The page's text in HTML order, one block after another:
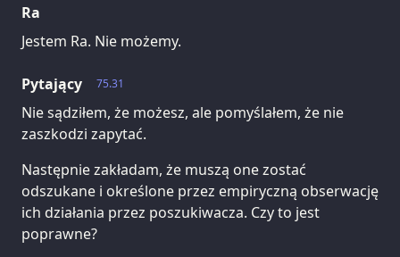
Ra
Jestem Ra. Nie możemy.
75.31
Pytający
Nie sądziłem, że możesz, ale pomyślałem, że nie
zaszkodzi zapytać.
Następnie zakładam, że muszą one zostać
odszukane i określone przez empiryczną obserwację
ich działania przez poszukiwacza. Czy to jest
poprawne?